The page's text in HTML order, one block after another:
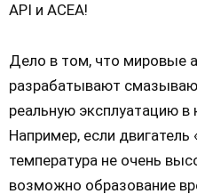
API и ACEA!
Дело в том, что мировые
разрабатывают
реальную эксплуатацию
Например, если
температура не очень
возможно образование